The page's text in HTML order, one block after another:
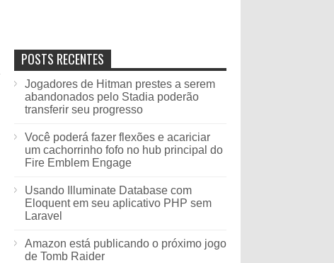
POSTS RECENTES
Jogadores de Hitman prestes a serem
abandonados pelo Stadia poderão
transferir seu progresso
Você poderá fazer flexões e acariciar
um cachorrinho fofo no hub principal do
Fire Emblem Engage
Usando Illuminate Database com
Eloquent em seu aplicativo PHP sem
Laravel
Amazon está publicando o próximo jogo
de Tomb Raider